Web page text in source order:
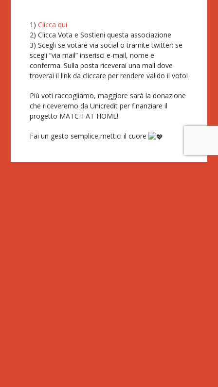
1)Clicca qui
2) Clicca Vota e Sostieni questa associazione
3) Scegli se votare via social o tramite twitter: se
scegli “via mail” inserisci e-mail, nome e
conferma. Sulla posta riceverai una mail dove
troverai il link da cliccare per rendere valido il voto!
Più voti raccogliamo, maggiore sarà la donazione
che riceveremo da Unicredit per finanziare il
progetto MATCH AT HOME!
Fai un gesto semplice,mettici il cuore